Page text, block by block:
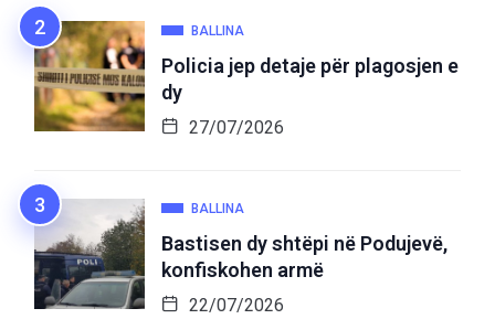
BALLINA
Policia jep detaje për plagosjen e
dy
27/07/2026
BALLINA
Bastisen dy shtëpi në Podujevë,
konfiskohen armë
22/07/2026